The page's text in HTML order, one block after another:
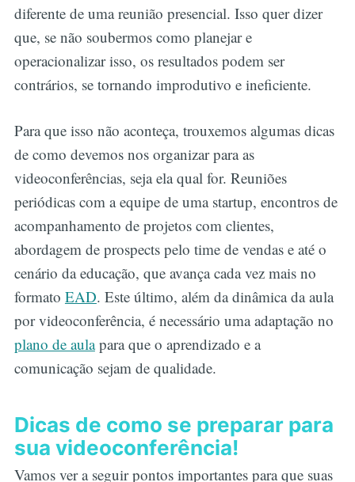
diferente de uma reunião presencial. Isso quer dizer
que, se não soubermos como planejar e
operacionalizar isso, os resultados podem ser
contrários, se tornando improdutivo e ineficiente.
Para que isso não aconteça, trouxemos algumas dicas
de como devemos nos organizar para as
videoconferências, seja ela qual for. Reuniões
periódicas com a equipe de uma startup, encontros de
acompanhamento de projetos com clientes,
abordagem de prospects pelo time de vendas e até o
cenário da educação, que avança cada vez mais no
formato EAD. Este último, além da dinâmica da aula
por videoconferência, é necessário uma adaptação no
plano de aulapara que o aprendizado e a
comunicação sejam de qualidade.
Dicas de como se preparar para
sua videoconferência!
Vamos ver a seguir pontos importantes para que suas